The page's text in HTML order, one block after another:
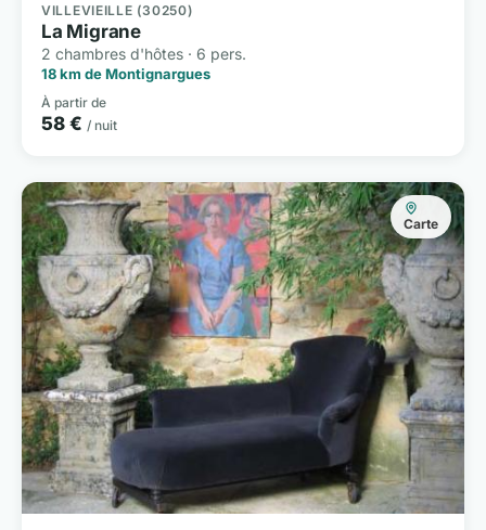
VILLEVIEILLE (30250)
La Migrane
2 chambres d'hôtes · 6 pers.
18 km de Montignargues
À partir de
58 € / nuit
Carte